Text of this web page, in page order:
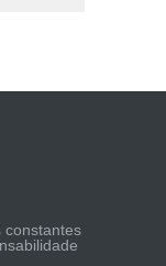
constantes